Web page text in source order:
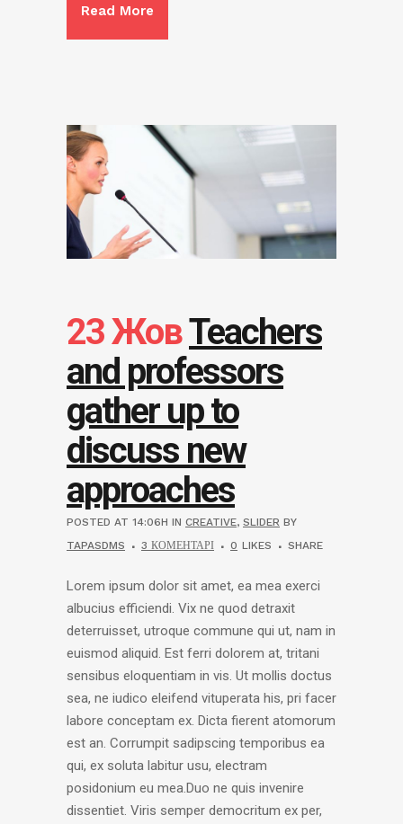
Read More
23 ЖовTeachers
and professors
gather up to
discuss new
approaches
POSTED AT 14:06H IN CREATIVE, SLIDER BY
TAPASDMS
3 КОМЕНТАРІ 0 LIKES SHARE
Lorem ipsum dolor sit amet, ea mea exerci
albucius efficiendi. Vix ne quod detraxit
deterruisset, utroque commune qui ut, nam in
euismod aliquid. Est ferri dolorem at, tritani
sensibus eloquentiam in vis. Ut mollis doctus
sea, ne iudico eleifend vituperata his, pri facer
labore conceptam ex. Dicta fierent atomorum
est an. Corrumpit sadipscing temporibus ea
qui, ex soluta labitur usu, electram
posidonium eu mea.Duo ne quis invenire
dissentiet. Viris semper democritum ex per,